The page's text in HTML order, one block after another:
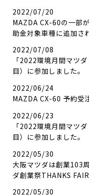
2022/07/20
MAZDA CX-60の一部
助金対象車種に追加さ
2022/07/08
「2022環境月間マツ
目）に参加しました。
2022/06/24
MAZDA CX-60 予約受
2022/06/23
「2022環境月間マツ
目）に参加しました。
2022/05/30
大阪マツダは創業103
ダ創業祭THANKS FAIR
2022/05/30